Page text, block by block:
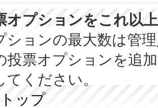
オプションをこれ以
ションの最大数は管
投票オプションを追
てください。
ップ